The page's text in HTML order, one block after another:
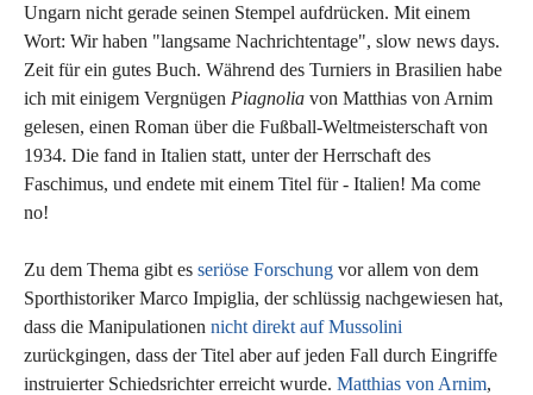
Ungarn nicht gerade seinen Stempel aufdrücken. Mit einem
Wort: Wir haben "langsame Nachrichtentage", slow news days.
Zeit für ein gutes Buch. Während des Turniers in Brasilien habe
ich mit einigem Vergnügen Piagnolia von Matthias von Arnim
gelesen, einen Roman über die Fußball-Weltmeisterschaft von
1934. Die fand in Italien statt, unter der Herrschaft des
Faschimus, und endete mit einem Titel für - Italien! Ma come
no!
Zu dem Thema gibt es seriöse Forschung vor allem von dem
Sporthistoriker Marco Impiglia, der schlüssig nachgewiesen hat,
dass die Manipulationen nicht direkt auf Mussolini
zurückgingen, dass der Titel aber auf jeden Fall durch Eingriffe
instruierter Schiedsrichter erreicht wurde. Matthias von Arnim,